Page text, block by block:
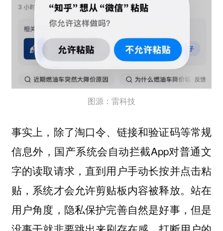
图源：雷科技
事实上，除了淘口令、链接和验证码等常规
信息外，国产系统会自动拦截App对普通文
字的读取请求，直到用户手动长按并点击粘
贴，系统才会允许剪贴板内容被释放。站在
用户角度，隐私保护完善自然是好事，但是